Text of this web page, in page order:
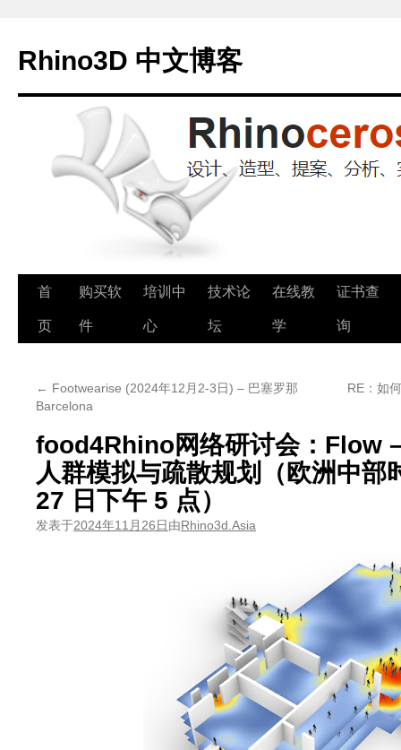
Rhino3D 中文博客
跳
至
首
页
购买软
件
培训中
心
技术论
坛
在线教
学
证书查
询
← Footwearise (2024年12月2-3日) – 巴塞罗那
Barcelona
RE：如
food4Rhino网络研讨会：Flow
人群模拟与疏散规划（欧洲中部
27 日下午 5 点）
发表于2024年11月26日由Rhino3d.Asia